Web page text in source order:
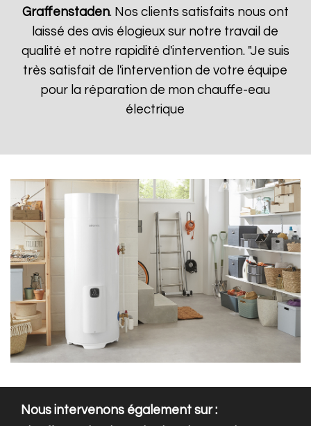
Graffenstaden. Nos clients satisfaits nous ont
laissé des avis élogieux sur notre travail de
qualité et notre rapidité d'intervention. "Je suis
très satisfait de l'intervention de votre équipe
pour la réparation de mon chauffe-eau
électrique
Nous intervenons également sur :